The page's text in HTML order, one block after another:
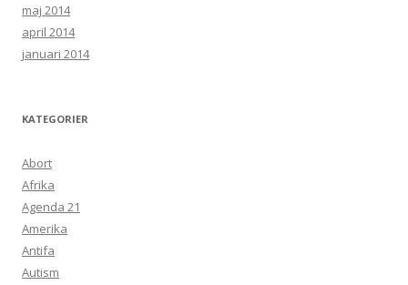
maj 2014
april 2014
januari 2014
KATEGORIER
Abort
Afrika
Agenda 21
Amerika
Antifa
Autism